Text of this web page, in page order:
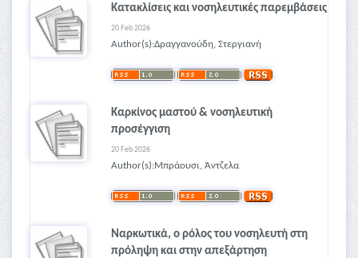
Κατακλίσεις και νοσηλευτικές παρεμβάσεις
20 Feb 2026
Author(s):Δραγγανούδη, Στεργιανή
Καρκίνος μαστού & νοσηλευτική
προσέγγιση
20 Feb 2026
Author(s):Μπράουσι, Άντζελα
Ναρκωτικά, ο ρόλος του νοσηλευτή στη
πρόληψη και στην απεξάρτηση